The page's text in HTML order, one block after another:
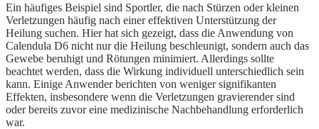
Ein häufiges Beispiel sind Sportler, die nach Stürzen oder kleinen
Verletzungen häufig nach einer effektiven Unterstützung der
Heilung suchen. Hier hat sich gezeigt, dass die Anwendung von
Calendula D6 nicht nur die Heilung beschleunigt, sondern auch das
Gewebe beruhigt und Rötungen minimiert. Allerdings sollte
beachtet werden, dass die Wirkung individuell unterschiedlich sein
kann. Einige Anwender berichten von weniger signifikanten
Effekten, insbesondere wenn die Verletzungen gravierender sind
oder bereits zuvor eine medizinische Nachbehandlung erforderlich
war.